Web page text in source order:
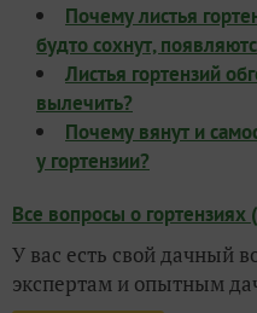
Почему листья
будто сохнут,
Листья гортензий
вылечить?
Почему вянут и
у гортензии?
Все вопросы о гортензиях
У вас есть свой дачный
экспертам и опытным